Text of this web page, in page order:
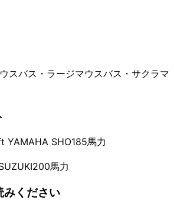
スバス・ラージマウスバス・サクラマ
馬力
みください